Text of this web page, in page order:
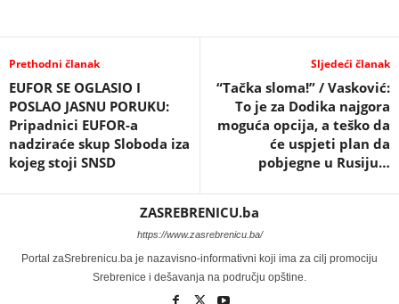
Prethodni članak
EUFOR SE OGLASIO I
POSLAO JASNU PORUKU:
Pripadnici EUFOR-a
nadziraće skup Sloboda iza
kojeg stoji SNSD
Sljedeći članak
“Tačka sloma!” / Vasković:
To je za Dodika najgora
moguća opcija, a teško da
će uspjeti plan da
pobjegne u Rusiju…
ZASREBRENICU.ba
https://www.zasrebrenicu.ba/
Portal zaSrebrenicu.ba je nazavisno-informativni koji ima za cilj promociju
Srebrenice i dešavanja na području opštine.